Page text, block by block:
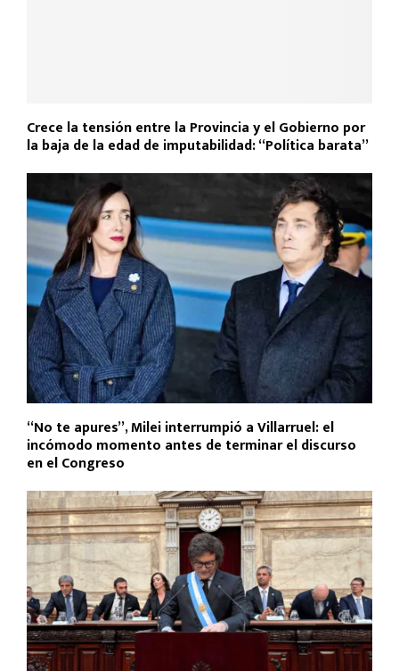
Crece la tensión entre la Provincia y el Gobierno por
la baja de la edad de imputabilidad: “Política barata”
“No te apures”, Milei interrumpió a Villarruel: el
incómodo momento antes de terminar el discurso
en el Congreso